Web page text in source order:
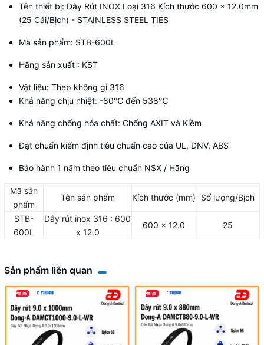
Tên thiết bị: Dây Rút INOX Loại 316 Kích thước 600 x 12.0mm
(25 Cái/Bịch) - STAINLESS STEEL TIES
Mã sản phẩm: STB-600L
Hãng sản xuất : KST
Vật liệu: Thép không gỉ 316
Khả năng chịu nhiệt: -80℃ đến 538℃
Khả năng chống hóa chất: Chống AXIT và Kiềm
Đạt chuẩn kiểm định tiêu chuẩn cao của UL, DNV, ABS
Bảo hành 1 năm theo tiêu chuẩn NSX / Hãng
Mã sản
phẩm
Tên sản phẩm Kích thước (mm) Số lượng/Bịch
STB-
600L
Dây rút inox 316 : 600
x 12.0
600 x 12.0 25
Sản phẩm liên quan